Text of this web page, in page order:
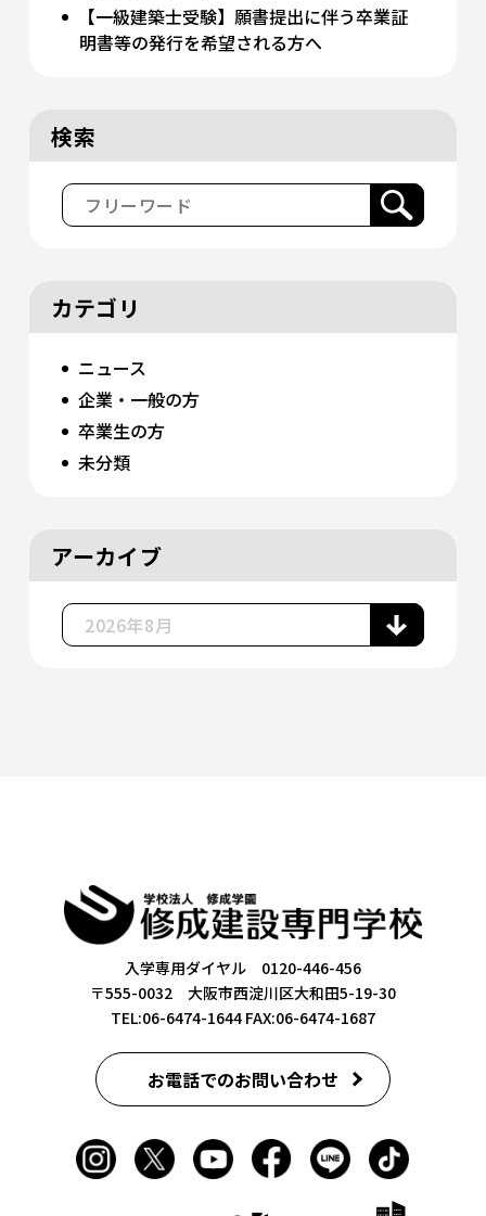
【一級建築士受験】願書提出に伴う卒業証
明書等の発行を希望される方へ
検索
カテゴリ
ニュース
企業・一般の方
卒業生の方
未分類
アーカイブ
入学専用ダイヤル 0120-446-456
〒555-0032 大阪市西淀川区大和田5-19-30
TEL:06-6474-1644FAX:06-6474-1687
お電話でのお問い合わせ